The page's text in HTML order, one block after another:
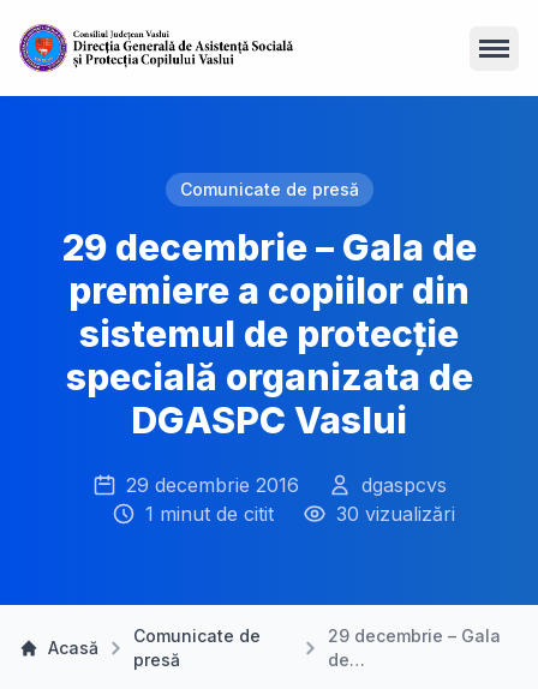
Comunicate de presă
29 decembrie – Gala de
premiere a copiilor din
sistemul de protecție
specială organizata de
DGASPC Vaslui
29 decembrie 2016
dgaspcvs
1 minut de citit
30 vizualizări
Acasă
Comunicate de
presă
29 decembrie – Gala
de…